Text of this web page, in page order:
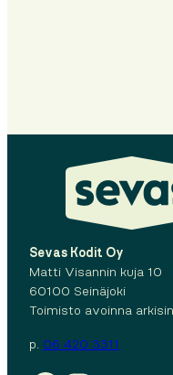
Sevas Kodit Oy
Matti Visannin kuja 10
60100 Seinäjoki
Toimisto avoinna
p. 06 420 3311